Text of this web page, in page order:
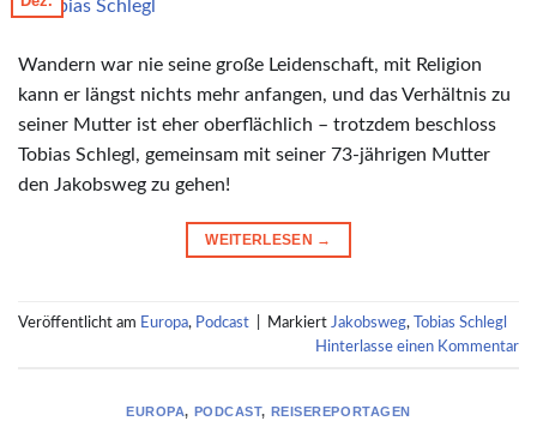
© Tobias Schlegl
Wandern war nie seine große Leidenschaft, mit Religion
kann er längst nichts mehr anfangen, und das Verhältnis zu
seiner Mutter ist eher oberflächlich – trotzdem beschloss
Tobias Schlegl, gemeinsam mit seiner 73-jährigen Mutter
den Jakobsweg zu gehen!
WEITERLESEN →
Veröffentlicht am Europa, Podcast Markiert Jakobsweg,
Tobias Schlegl
Hinterlasse einen Kommentar
EUROPA, PODCAST, REISEREPORTAGEN